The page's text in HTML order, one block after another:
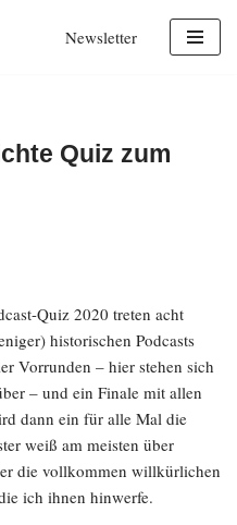
Newsletter
Quiz zum
Quiz 2020 treten acht
historischen Podcasts
Vorrunden – hier stehen sich
– und ein Finale mit allen
dann ein für alle Mal die
weiß am meisten über
die vollkommen willkürlichen
ich ihnen hinwerfe.